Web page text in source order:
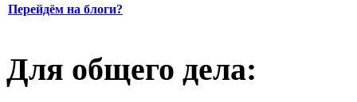
Перейдём на блоги?
Для общего дела: